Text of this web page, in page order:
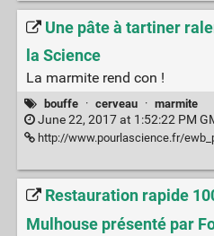
Une pâte à tartiner
la Science
La marmite rend con !
bouffe · cerveau · marmite
June 22, 2017 at 1:52:22 PM
http://www.pourlascience.fr/ewb_pages/a/actu-
Restauration rapide
Mulhouse présenté par